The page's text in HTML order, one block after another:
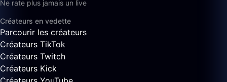
Ne rate plus jamais un live
Créateurs en vedette
Parcourir les créateurs
Créateurs TikTok
Créateurs Twitch
Créateurs Kick